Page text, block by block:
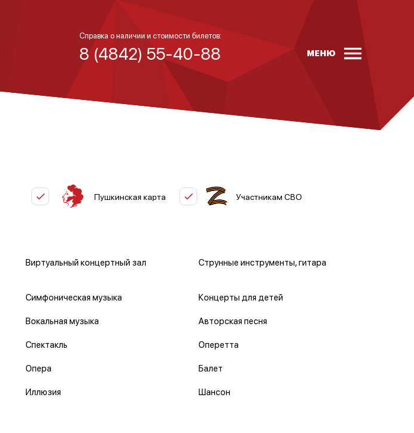
Справка о наличии и стоимости билетов:
8 (4842) 55-40-88 МЕНЮ
Пушкинская карта Участникам СВО
Виртуальный концертный зал Струнные инструменты, гитара
Симфоническая музыка
Концерты для детей
Вокальная музыка
Авторская песня
Спектакль
Оперетта
Опера
Балет
Иллюзия Шансон